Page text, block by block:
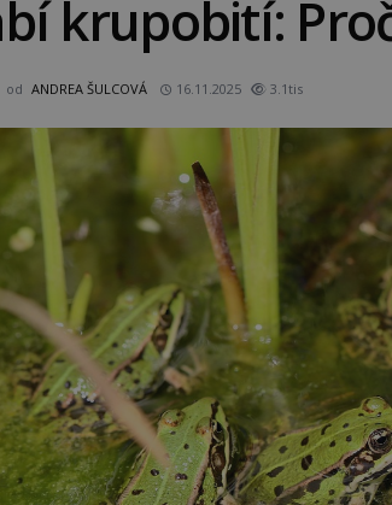
krupobití:
od ANDREA ŠULCOVÁ 16.11.2025 3.1tis